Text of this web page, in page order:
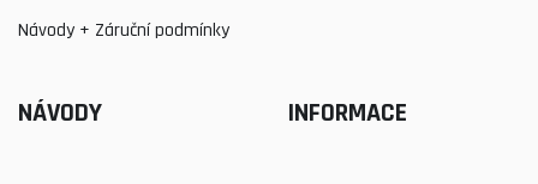
Návody + Záruční podmínky
NÁVODY INFORMACE